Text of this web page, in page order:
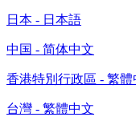
日本 - 日本語
中国 - 简体中文
香港特別行政區 - 繁體
台灣 - 繁體中文